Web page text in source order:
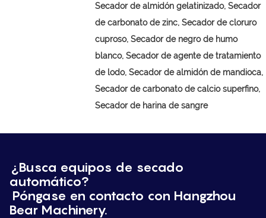
Secador de almidón gelatinizado, Secador
de carbonato de zinc, Secador de cloruro
cuproso, Secador de negro de humo
blanco, Secador de agente de tratamiento
de lodo, Secador de almidón de mandioca,
Secador de carbonato de calcio superfino,
Secador de harina de sangre
¿Busca equipos de secado
automático?
Póngase en contacto con Hangzhou
Bear Machinery.